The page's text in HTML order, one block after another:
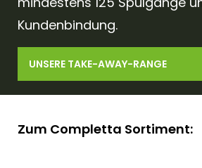
Kundenbindung.
UNSERE TAKE-AWAY-RANGE
Zum Completta Sortiment: